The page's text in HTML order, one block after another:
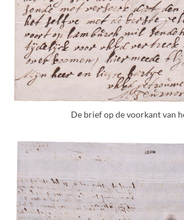
De brief op de voorkant van